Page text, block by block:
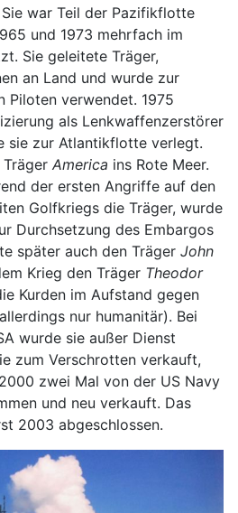
war Teil der Pazifikflotte
und 1973 mehrfach im
Sie geleitete Träger,
an Land und wurde zur
Piloten verwendet. 1975
als Lenkwaffenzerstörer
sie zur Atlantikflotte verlegt.
America ins Rote Meer.
der ersten Angriffe auf den
Golfkriegs die Träger, wurde
Durchsetzung des Embargos
später auch den Träger John
Krieg den Träger Theodor
Kurden im Aufstand gegen
nur humanitär). Bei
wurde sie außer Dienst
zum Verschrotten verkauft,
zwei Mal von der US Navy
und neu verkauft. Das
2003 abgeschlossen.